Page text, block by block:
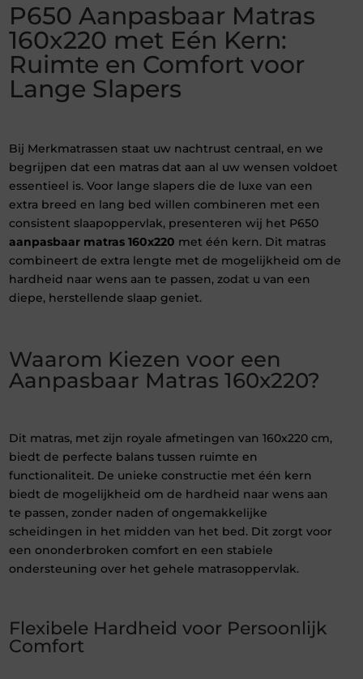
P650 Aanpasbaar Matras
160x220 met Eén Kern:
Ruimte en Comfort voor
Lange Slapers
Bij Merkmatrassen staat uw nachtrust centraal, en we
begrijpen dat een matras dat aan al uw wensen voldoet
essentieel is. Voor lange slapers die de luxe van een
extra breed en lang bed willen combineren met een
consistent slaapoppervlak, presenteren wij het P650
aanpasbaar matras 160x220 met één kern. Dit matras
combineert de extra lengte met de mogelijkheid om de
hardheid naar wens aan te passen, zodat u van een
diepe, herstellende slaap geniet.
Waarom Kiezen voor een
Aanpasbaar Matras 160x220?
Dit matras, met zijn royale afmetingen van 160x220 cm,
biedt de perfecte balans tussen ruimte en
functionaliteit. De unieke constructie met één kern
biedt de mogelijkheid om de hardheid naar wens aan
te passen, zonder naden of ongemakkelijke
scheidingen in het midden van het bed. Dit zorgt voor
een ononderbroken comfort en een stabiele
ondersteuning over het gehele matrasoppervlak.
Flexibele Hardheid voor Persoonlijk
Comfort